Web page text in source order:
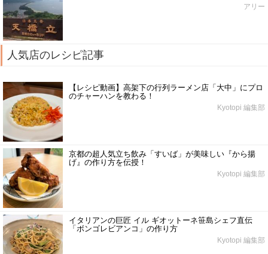
アリー
人気店のレシピ記事
【レシピ動画】高架下の行列ラーメン店「大中」にプロ
のチャーハンを教わる！
Kyotopi 編集部
京都の超人気立ち飲み「すいば」が美味しい『から揚
げ』の作り方を伝授！
Kyotopi 編集部
イタリアンの巨匠 イル ギオットーネ笹島シェフ直伝
「ボンゴレビアンコ」の作り方
Kyotopi 編集部